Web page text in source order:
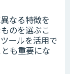
なる特徴を
のを選ぶこ
ールを活用で
も重要にな